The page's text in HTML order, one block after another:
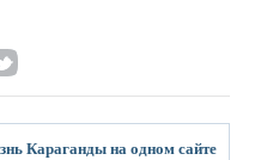
Караганды на одном сайте